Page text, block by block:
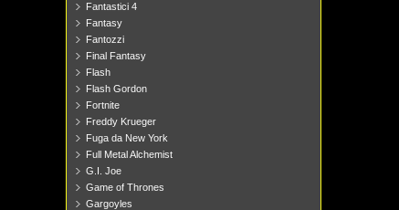
Fantastici 4
Fantasy
Fantozzi
Final Fantasy
Flash
Flash Gordon
Fortnite
Freddy Krueger
Fuga da New York
Full Metal Alchemist
G.I. Joe
Game of Thrones
Gargoyles